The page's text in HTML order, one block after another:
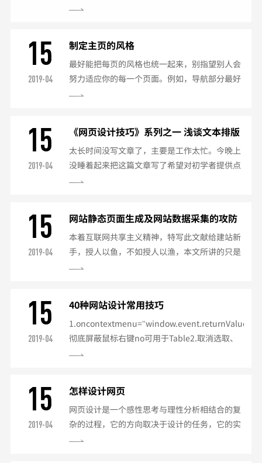
么，如何产生创意？●风格(style)是抽象的。是
配，今天我们来谈谈字体。●字体(Font)的设置
信问得最多的。好，我们来彻底研究一下字体的
各个方面：○字符集的设定。在查看html文件原
代码时，我们经常可以在文件头和之间看到这么
一句代码：这段代码的作用是什么呢？是否可以
15
2019-04
制定主页的风格
最好能把每页的风格也统一起来，别指望别人会
努力适应你的每一个页面。例如，导航部分最好
放在每页相同的位置，否则别人就可能找不着
耐性不起的。【颜色搭配】颜色搭配，是体现风
格的关键。一般以白色和黑色的背景网页最好
做，颜色搭配最方便；亮色与暗色配合，最容易
突出画面，如黑与白，红与黑，黄与紫；而近似
15
2019-04
《网页设计技巧》系列之一 浅谈文本排版
太长时间没写文章了，主要是工作太忙。今晚上
没睡着起来把这篇文章写了希望对初学者提供点
帮助，同时也在此再次感谢曾经帮助过我的人与
标也很漂亮，第一眼看起来也觉得很漂亮，但是
看看就觉得不舒服。也不清楚为什么，这里我告
诉你，也许就是你的排版出现问题了。由于排版
的不合理，所产生的视觉效果会对读者的眼睛产
15
2019-04
网站静态页面生成及网站数据采集的攻防
本着互联网共享主义精神，特写此文献给建站新
手，授人以鱼，不如授人以渔，本文所讲的只是
方法和原理，希望大家看完此文，能够从中得到
原理，又从一个采集程序开发者的角度去祥细介
绍了网站数据采集的原理及功防策略。关于网站
生成静态页面，为了让本文读者容易理解，文内
列举了目前常用的多种生成静态页面的方法，其
15
2019-04
40种网站设计常用技巧
彻底屏蔽鼠标右键no可用于Table2.取消选取、
防止复制3.onpaste="returnfalse"不准粘贴
藏夹中显示出你的图标7.关闭输入法8.永远都会
带着框架...
15
2019-04
怎样设计网页
网页设计是一个感性思考与理性分析相结合的复
杂的过程，它的方向取决于设计的任务，它的实
现依赖于网页的制作。正所谓“功夫在诗外”，